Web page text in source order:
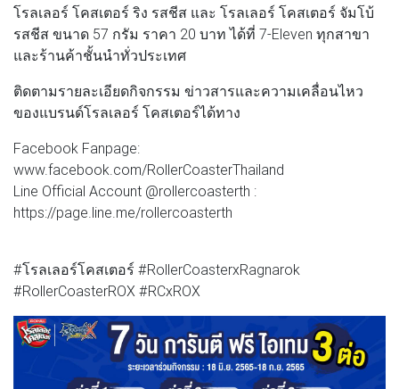
โรลเลอร์ โคสเตอร์ ริง รสชีส และ โรลเลอร์ โคสเตอร์ จัมโบ้
รสชีส ขนาด 57 กรัม ราคา 20 บาท ได้ที่ 7-Eleven ทุกสาขา
และร้านค้าชั้นนำทั่วประเทศ
ติดตามรายละเอียดกิจกรรม ข่าวสารและความเคลื่อนไหว
ของแบรนด์โรลเลอร์ โคสเตอร์ได้ทาง
Facebook Fanpage:
www.facebook.com/RollerCoasterThailand
Line Official Account @rollercoasterth :
https://page.line.me/rollercoasterth
#โรลเลอร์โคสเตอร์ #RollerCoasterxRagnarok
#RollerCoasterROX #RCxROX